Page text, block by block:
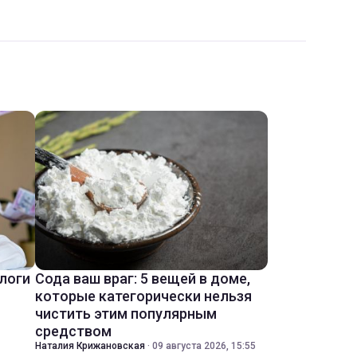
Сода ваш враг: 5 вещей в доме,
которые категорически нельзя
чистить этим популярным
средством
Наталия Крижановская · 09 августа 2026, 15:55